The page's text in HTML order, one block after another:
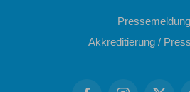
Akkreditierung /